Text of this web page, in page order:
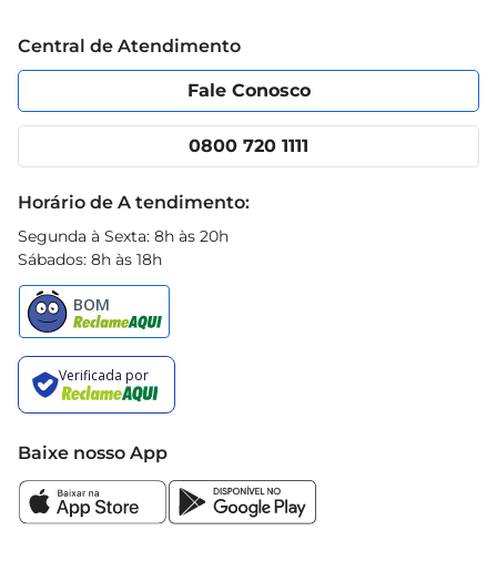
Com o Shampoo Tralala Kids 2x1 Music,o banho
se torna um momento de diversão e cuidado,
garantindo que os pequenos tenham cabelos
bonitos e bem tratados.
Política de Privacidade
Portal do fornecedor
Cencosud Media
Código de Ética
App Prezunic
Central de Atendimento
Fale Conosco
0800 720 1111
Horário de A tendimento:
Segunda à Sexta: 8h às 20h
Sábados: 8h às 18h
Baixe nosso App